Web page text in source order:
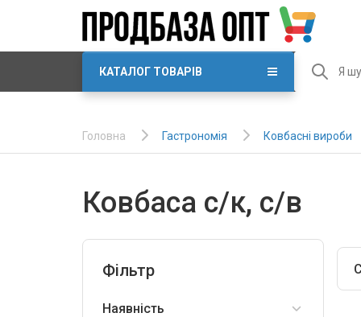
КАТАЛОГ ТОВАРІВ
Головна Гастрономія Ковбасні вироби
Ковбаса с/к, с/в
Фільтр
Наявність